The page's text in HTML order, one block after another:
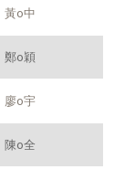
黃o中
鄭o穎
廖o宇
陳o全